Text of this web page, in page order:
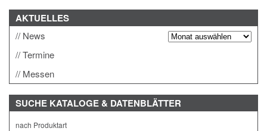
AKTUELLES
News
Termine
Messen
SUCHE KATALOGE & DATENBLÄTTER
nach Produktart